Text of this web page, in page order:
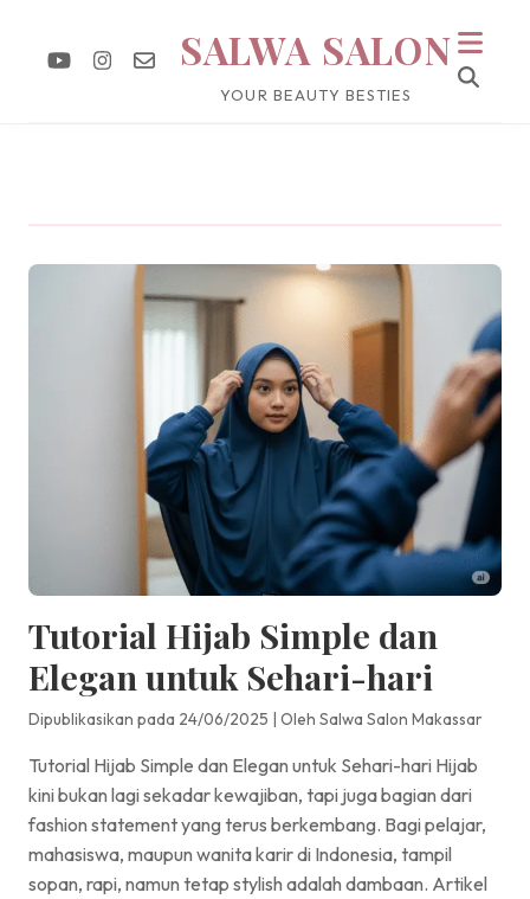
SALWA SALON
YOUR BEAUTY BESTIES
Tutorial Hijab Simple dan
Elegan untuk Sehari-hari
Dipublikasikan pada 24/06/2025 | Oleh Salwa Salon Makassar
Tutorial Hijab Simple dan Elegan untuk Sehari-hari Hijab
kini bukan lagi sekadar kewajiban, tapi juga bagian dari
fashion statement yang terus berkembang. Bagi pelajar,
mahasiswa, maupun wanita karir di Indonesia, tampil
sopan, rapi, namun tetap stylish adalah dambaan. Artikel